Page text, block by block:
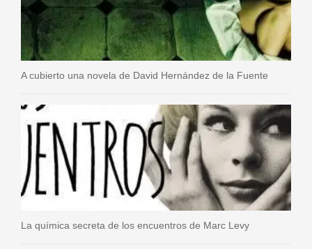
A cubierto una novela de David Hernández de la Fuente
La química secreta de los encuentros de Marc Levy